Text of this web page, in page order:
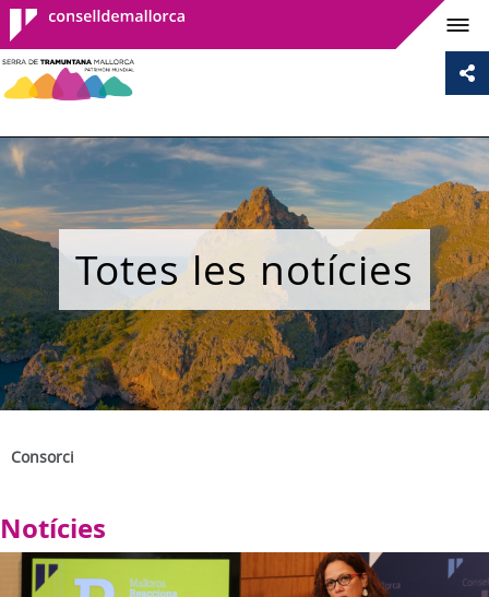
Consell de
Mallorca
Totes les notícies
Consorci
Notícies